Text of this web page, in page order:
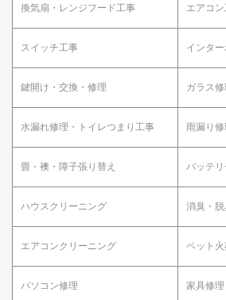
換気扇・レンジフード工事 エアコ
スイッチ工事 インタ
鍵開け・交換・修理 ガラス
水漏れ修理・トイレつまり工事 雨漏り修
畳・襖・障子張り替え バッテ
ハウスクリーニング 消臭・
エアコンクリーニング ペット
パソコン修理 家具修理